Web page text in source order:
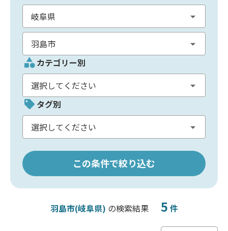
カテゴリー別
タグ別
この条件で絞り込む
羽島市(岐阜県) の検索結果 5 件